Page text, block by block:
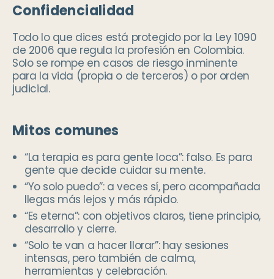
Confidencialidad
Todo lo que dices está protegido por la Ley 1090
de 2006 que regula la profesión en Colombia.
Solo se rompe en casos de riesgo inminente
para la vida (propia o de terceros) o por orden
judicial.
Mitos comunes
“La terapia es para gente loca”: falso. Es para
gente que decide cuidar su mente.
“Yo solo puedo”: a veces sí, pero acompañada
llegas más lejos y más rápido.
“Es eterna”: con objetivos claros, tiene principio,
desarrollo y cierre.
“Solo te van a hacer llorar”: hay sesiones
intensas, pero también de calma,
herramientas y celebración.